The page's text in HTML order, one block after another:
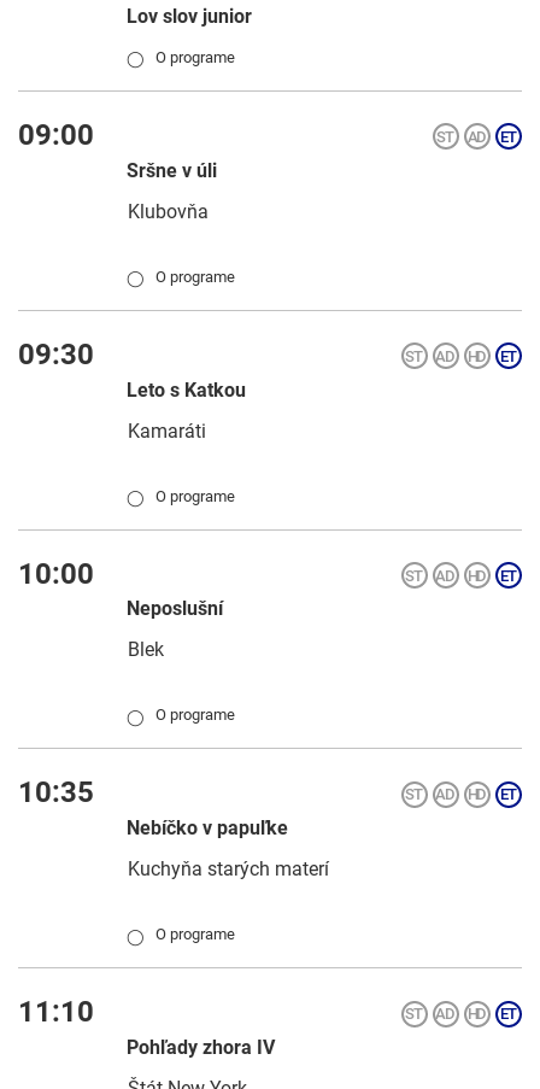
Lov slov junior
◯ O programe
09:00
Sršne v úli
Klubovňa
◯ O programe
09:30
Leto s Katkou
Kamaráti
◯ O programe
10:00
Neposlušní
Blek
◯ O programe
10:35
Nebíčko v papuľke
Kuchyňa starých materí
◯ O programe
11:10
Pohľady zhora IV